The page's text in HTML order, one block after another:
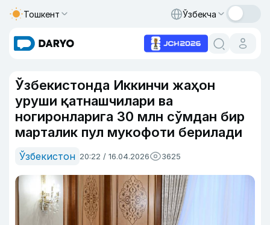
Тошкент Ўзбекча
Ўзбекистонда Иккинчи жаҳон
уруши қатнашчилари ва
ногиронларига 30 млн сўмдан бир
марталик пул мукофоти берилади
Ўзбекистон 20:22 / 16.04.2026 3625